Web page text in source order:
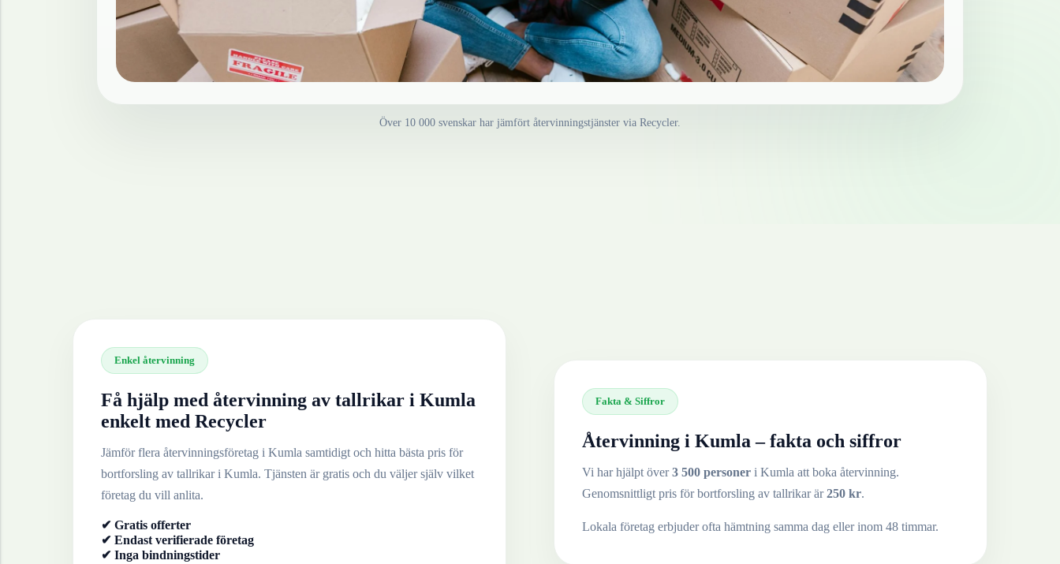
Över 10 000 svenskar har jämfört återvinningstjänster via Recycler.
Enkel återvinning
Få hjälp med återvinning av tallrikar i Kumla
enkelt med Recycler
Jämför flera återvinningsföretag i Kumla samtidigt och hitta bästa pris för
bortforsling av tallrikari Kumla. Tjänsten är gratis och du väljer själv vilket
företag du vill anlita.
✔ Gratis offerter
✔ Endast verifierade företag
✔ Inga bindningstider
Fakta & Siffror
Återvinning i Kumla – fakta och siffror
Vi har hjälpt över3 500 personer i Kumla att boka återvinning.
Genomsnittligt pris för bortforsling av tallrikarär250 kr.
Lokala företag erbjuder ofta hämtning samma dag eller inom 48 timmar.